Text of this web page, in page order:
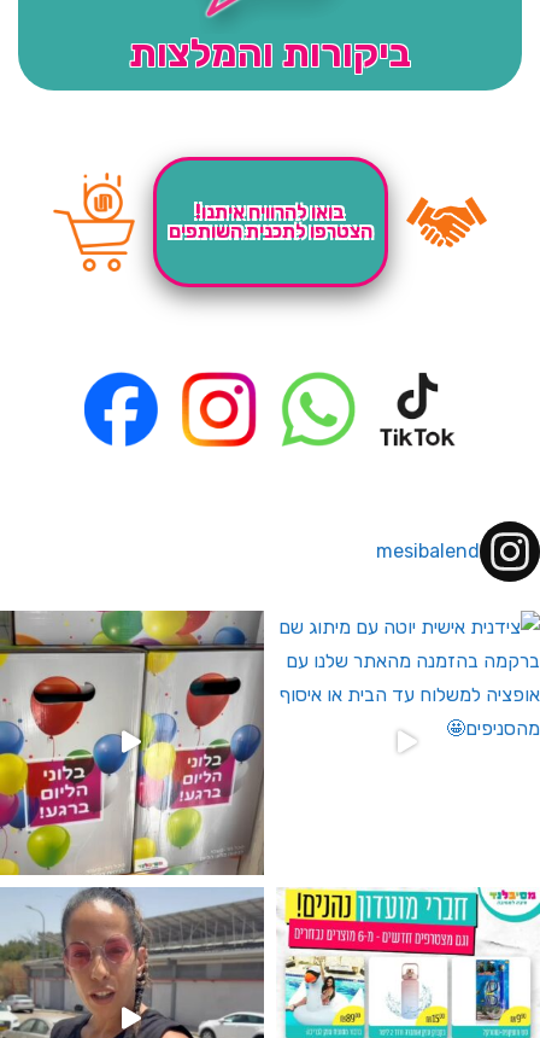
ביקורות והמלצות
בואו להרוויח איתנו!
הצטרפו לתכנית השותפים
mesibalend
לחברי מועדון ומצטרפים חדשים🤍
מין העובר רק במסיבלנד !! קיים